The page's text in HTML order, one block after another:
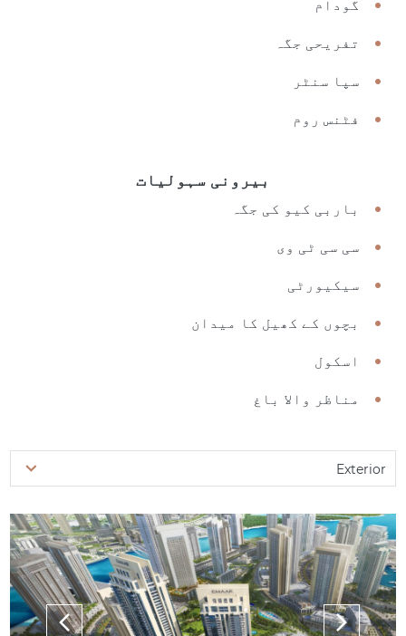
گودام
تفریحی جگہ
سپا سنٹر
فٹنس روم
بیرونی سہولیات
باربی کیو کی جگہ
سی سی ٹی وی
سیکیورٹی
بچوں کے کھیل کا میدان
اسکول
مناظر والا باغ
Exterior